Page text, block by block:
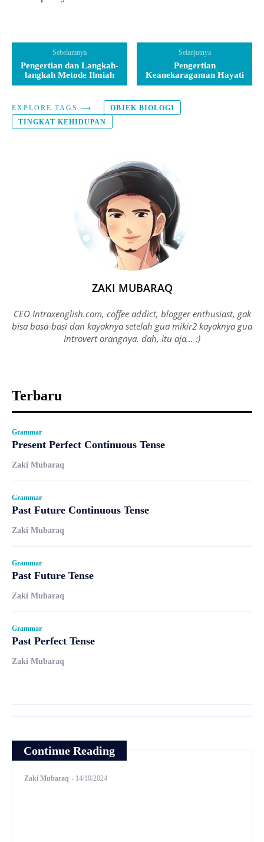
Sebelumnya
Pengertian dan Langkah-
langkah Metode Ilmiah
Selanjutnya
Pengertian
Keanekaragaman Hayati
EXPLORE TAGS ⟶
OBJEK BIOLOGI
TINGKAT KEHIDUPAN
ZAKI MUBARAQ
CEO Intraxenglish.com, coffee addict, blogger enthusiast, gak
bisa basa-basi dan kayaknya setelah gua mikir2 kayaknya gua
Introvert orangnya. dah, itu aja... :)
Terbaru
Grammar
Present Perfect Continuous Tense
Zaki Mubaraq
Grammar
Past Future Continuous Tense
Zaki Mubaraq
Grammar
Past Future Tense
Zaki Mubaraq
Grammar
Past Perfect Tense
Zaki Mubaraq
Continue Reading
Zaki Mubaraq - 14/10/2024